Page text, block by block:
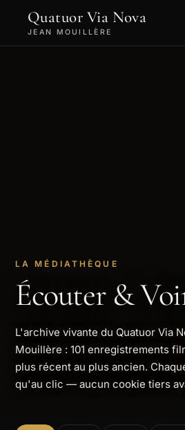
Quatuor Via Nova
JEAN MOUILLÈRE
LA MÉDIATHÈQUE
Écouter &
L'archive vivante du Quatuor Via
Mouillère : 101 enregistrements
plus récent au plus ancien.
qu'au clic — aucun cookie tiers